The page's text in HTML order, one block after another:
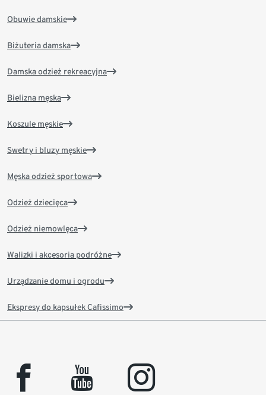
Obuwie damskie
Biżuteria damska
Damska odzież rekreacyjna
Bielizna męska
Koszule męskie
Swetry i bluzy męskie
Męska odzież sportowa
Odzież dziecięca
Odzież niemowlęca
Walizki i akcesoria podróżne
Urządzanie domu i ogrodu
Ekspresy do kapsułek Cafissimo
facebook youtube instagram